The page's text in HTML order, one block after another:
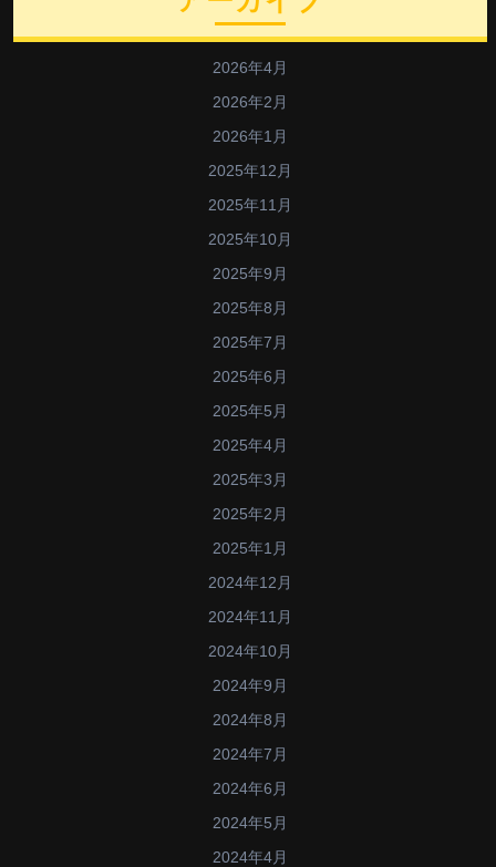
2026年4月
2026年2月
2026年1月
2025年12月
2025年11月
2025年10月
2025年9月
2025年8月
2025年7月
2025年6月
2025年5月
2025年4月
2025年3月
2025年2月
2025年1月
2024年12月
2024年11月
2024年10月
2024年9月
2024年8月
2024年7月
2024年6月
2024年5月
2024年4月